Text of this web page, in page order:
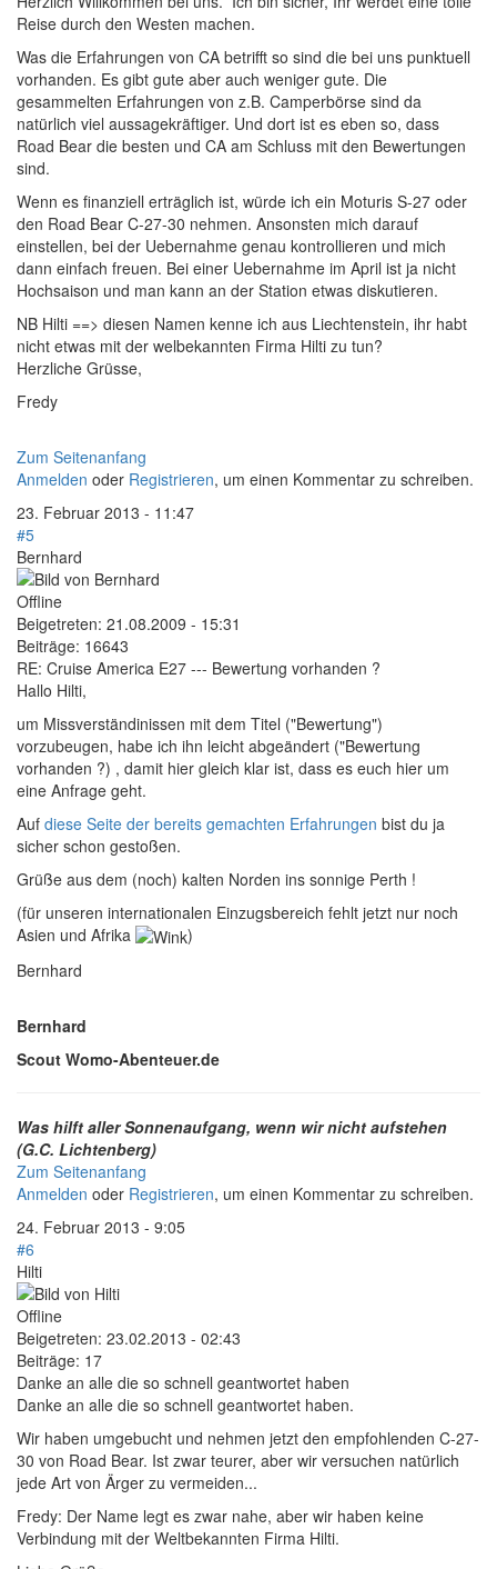
Reise durch den Westen machen.
Was die Erfahrungen von CA betrifft so sind die bei uns punktuell
vorhanden. Es gibt gute aber auch weniger gute. Die
gesammelten Erfahrungen von z.B. Camperbörse sind da
natürlich viel aussagekräftiger. Und dort ist es eben so, dass
Road Bear die besten und CA am Schluss mit den Bewertungen
sind.
Wenn es finanziell erträglich ist, würde ich ein Moturis S-27 oder
den Road Bear C-27-30 nehmen. Ansonsten mich darauf
einstellen, bei der Uebernahme genau kontrollieren und mich
dann einfach freuen. Bei einer Uebernahme im April ist ja nicht
Hochsaison und man kann an der Station etwas diskutieren.
NB Hilti ==> diesen Namen kenne ich aus Liechtenstein, ihr habt
nicht etwas mit der welbekannten Firma Hilti zu tun?
Herzliche Grüsse,
Fredy
Zum Seitenanfang
Anmelden oder Registrieren, um einen Kommentar zu schreiben.
23. Februar 2013 - 11:47
#5
Bernhard
Offline
Beigetreten: 21.08.2009 - 15:31
Beiträge: 16643
RE: Cruise America E27 --- Bewertung vorhanden ?
Hallo Hilti,
um Missverständinissen mit dem Titel ("Bewertung")
vorzubeugen, habe ich ihn leicht abgeändert ("Bewertung
vorhanden ?) , damit hier gleich klar ist, dass es euch hier um
eine Anfrage geht.
Auf diese Seite der bereits gemachten Erfahrungen bist du ja
sicher schon gestoßen.
Grüße aus dem (noch) kalten Norden ins sonnige Perth !
(für unseren internationalen Einzugsbereich fehlt jetzt nur noch
Asien und Afrika
)
Bernhard
Bernhard
Scout Womo-Abenteuer.de
Was hilft aller Sonnenaufgang, wenn wir nicht aufstehen
(G.C. Lichtenberg)
Zum Seitenanfang
Anmelden oder Registrieren, um einen Kommentar zu schreiben.
24. Februar 2013 - 9:05
#6
Hilti
Offline
Beigetreten: 23.02.2013 - 02:43
Beiträge: 17
Danke an alle die so schnell geantwortet haben
Danke an alle die so schnell geantwortet haben.
Wir haben umgebucht und nehmen jetzt den empfohlenden C-27-
30 von Road Bear. Ist zwar teurer, aber wir versuchen natürlich
jede Art von Ärger zu vermeiden...
Fredy: Der Name legt es zwar nahe, aber wir haben keine
Verbindung mit der Weltbekannten Firma Hilti.